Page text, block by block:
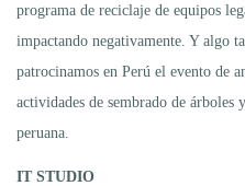
programa de reciclaje de equipos
impactando negativamente. Y algo
patrocinamos en Perú el evento de
actividades de sembrado de árboles
peruana.
IT STUDIO